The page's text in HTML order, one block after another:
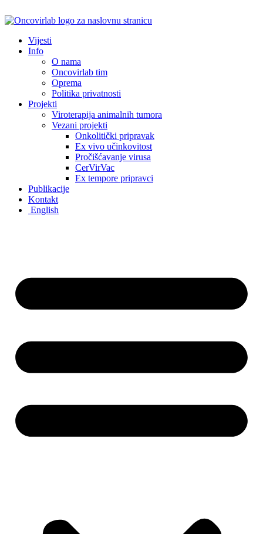
na
Vijesti
Info
O nama
Oncovirlab tim
Oprema
Politika privatnosti
Projekti
Viroterapija animalnih tumora
Vezani projekti
Onkolitički pripravak
Ex vivo učinkovitost
Pročišćavanje virusa
CerVirVac
Ex tempore pripravci
Publikacije
Kontakt
English